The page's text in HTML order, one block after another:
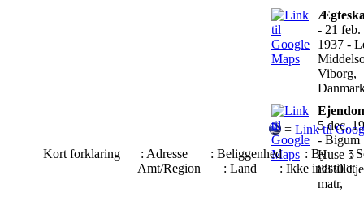
- 21 feb.
1937 -
Viborg,
5 dec.
- Bigum
Huse 5
8830
matr,
= Link til
Kort forklaring
: Adresse : Beliggenhed : By :
Amt/Region
: Land : Ikke indstillet